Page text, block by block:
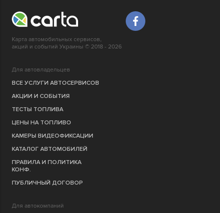
Карта автомобильных сервисов,
акций и событий Украины © 2018 - 2026
Для автовладельцев
ВСЕ УСЛУГИ АВТОСЕРВИСОВ
АКЦИИ И СОБЫТИЯ
ТЕСТЫ ТОПЛИВА
ЦЕНЫ НА ТОПЛИВО
КАМЕРЫ ВИДЕОФИКСАЦИИ
КАТАЛОГ АВТОМОБИЛЕЙ
ПРАВИЛА И ПОЛИТИКА
КОНФ.
ПУБЛИЧНЫЙ ДОГОВОР
Для автокомпаний